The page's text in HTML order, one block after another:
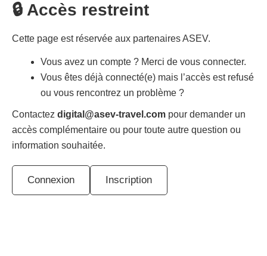
🔒 Accès restreint
Cette page est réservée aux partenaires ASEV.
Vous avez un compte ? Merci de vous connecter.
Vous êtes déjà connecté(e) mais l’accès est refusé
ou vous rencontrez un problème ?
Contactez digital@asev-travel.com pour demander un
accès complémentaire ou pour toute autre question ou
information souhaitée.
Connexion Inscription